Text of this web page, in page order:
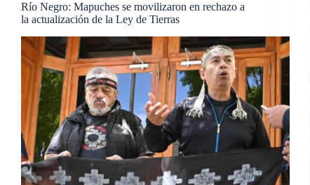
Río Negro: Mapuches se movilizaron en rechazo a
la actualización de la Ley de Tierras